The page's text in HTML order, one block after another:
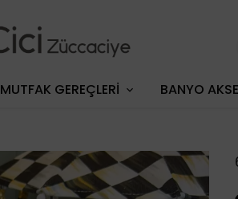
MUTFAK GEREÇLERİ BANYO